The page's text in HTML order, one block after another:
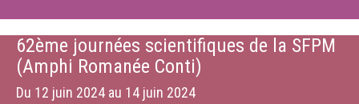
62ème journées scientifiques de la SFPM
(Amphi Romanée Conti)
Du 12 juin 2024 au 14 juin 2024